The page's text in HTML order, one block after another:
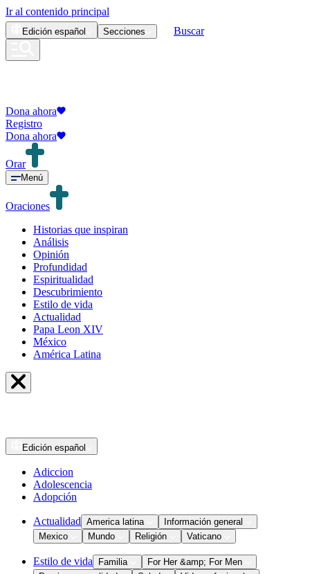
Ir al contenido principal
Edición español Secciones Buscar
Dona ahora
Registro
Dona ahora
Orar
Menú
Oraciones
Historias que inspiran
Análisis
Opinión
Profundidad
Espiritualidad
Descubrimiento
Estilo de vida
Actualidad
Papa Leon XIV
México
América Latina
Edición español
Adiccion
Adolescencia
Adopción
Actualidad America latina
Información general
Mexico
Mundo Religión Vaticano
Estilo de vida Familia
For Her &amp; For Men